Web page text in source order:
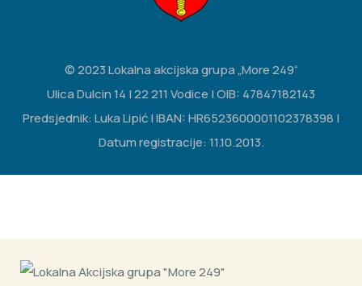
© 2023 Lokalna akcijska grupa „More 249“
Ulica Dulcin 14 | 22 211 Vodice | OIB: 47847182143
Predsjednik: Luka Lipić | IBAN: HR6523600001102378398 |
Datum registracije: 11.10.2013.